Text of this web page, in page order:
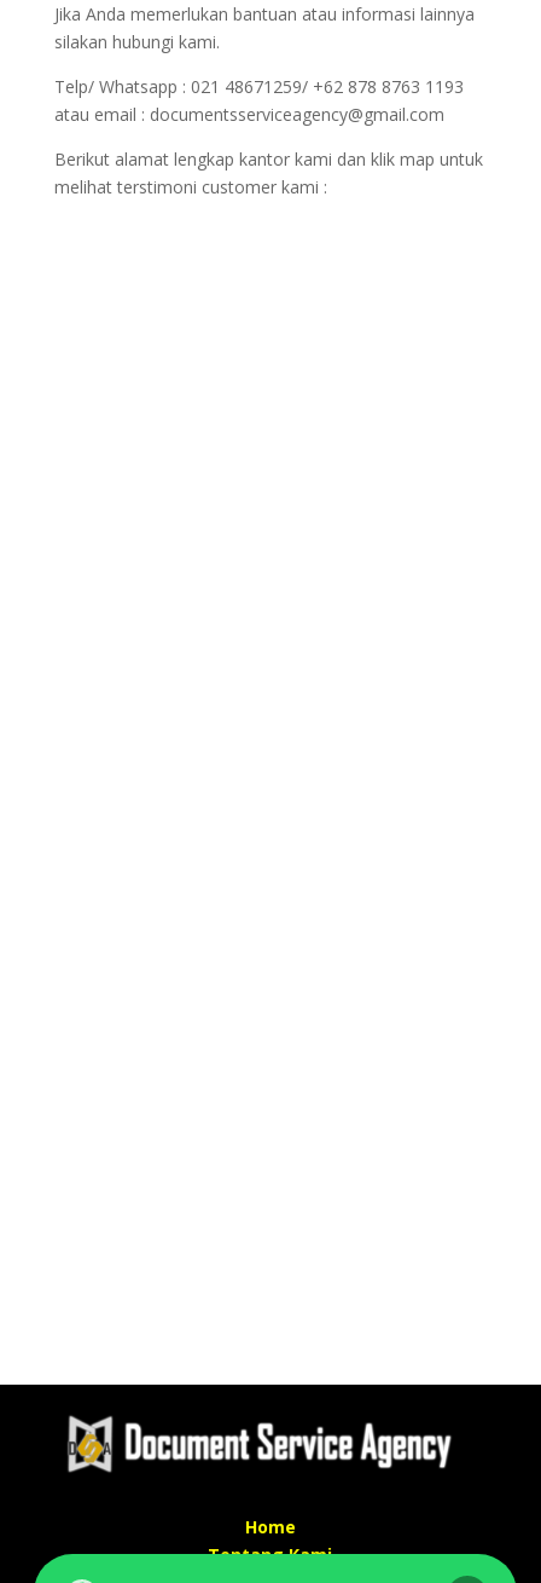
Jika Anda memerlukan bantuan atau informasi lainnya
silakan hubungi kami.
Telp/ Whatsapp : 021 48671259/ +62 878 8763 1193
atau email : documentsserviceagency@gmail.com
Berikut alamat lengkap kantor kami dan klik map untuk
melihat terstimoni customer kami :
Home
Tentang Kami